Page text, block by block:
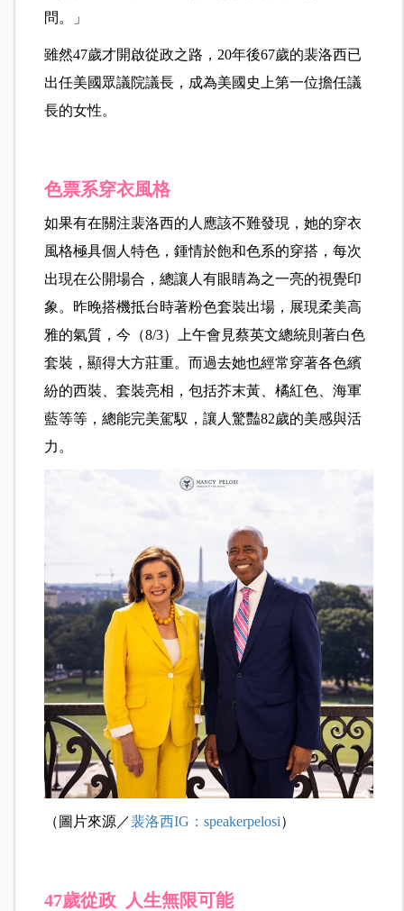
問。」
雖然47歲才開啟從政之路，20年後67歲的裴洛西已
出任美國眾議院議長，成為美國史上第一位擔任議
長的女性。
色票系穿衣風格
如果有在關注裴洛西的人應該不難發現，她的穿衣
風格極具個人特色，鍾情於飽和色系的穿搭，每次
出現在公開場合，總讓人有眼睛為之一亮的視覺印
象。昨晚搭機抵台時著粉色套裝出場，展現柔美高
雅的氣質，今（8/3）上午會見蔡英文總統則著白色
套裝，顯得大方莊重。而過去她也經常穿著各色繽
紛的西裝、套裝亮相，包括芥末黃、橘紅色、海軍
藍等等，總能完美駕馭，讓人驚豔82歲的美感與活
力。
（圖片來源／裴洛西IG：speakerpelosi）
47歲從政 人生無限可能